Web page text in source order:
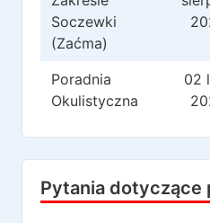
Soczewki
(Zaćma)
Poradnia
Okulistyczna
02
Pytania dotyczące